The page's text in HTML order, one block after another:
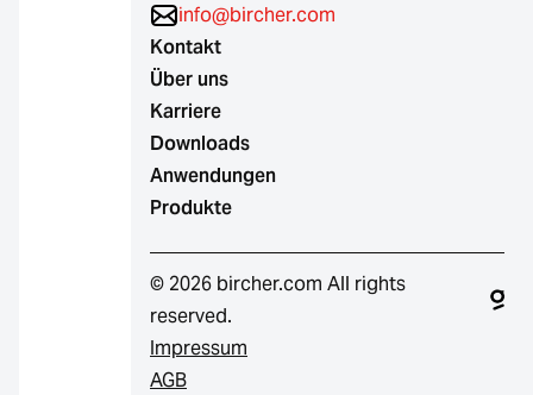
info@bircher.com
Kontakt
Über uns
Karriere
Downloads
Anwendungen
Produkte
© 2026 bircher.com All rights
reserved.
Impressum
AGB